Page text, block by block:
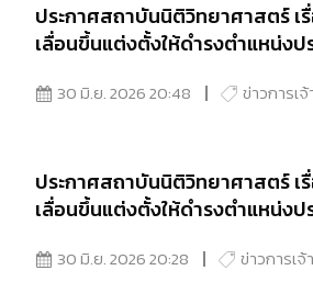
ประกาศสถาบันนิติวิทยาศาสตร์ เ
เลื่อนขึ้นแต่งตั้งให้ดำรงตำแหน่ง
30 มิ.ย. 2026 20:48 ข่าวการเ
ประกาศสถาบันนิติวิทยาศาสตร์ เ
เลื่อนขึ้นแต่งตั้งให้ดำรงตำแหน่ง
30 มิ.ย. 2026 20:28 ข่าวการเ